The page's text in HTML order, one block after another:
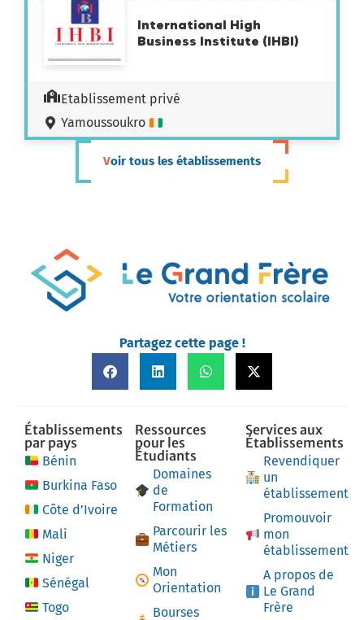
International High
Business Institute (IHBI)
Etablissement privé
Yamoussoukro
Voir tous les établissements
Partagez cette page !
Établissements
par pays
Bénin
Burkina Faso
Côte d’Ivoire
Mali
Niger
Sénégal
Togo
Ressources
pour les
Étudiants
Domaines
de
Formation
Parcourir les
Métiers
Mon
Orientation
Bourses
Services aux
Établissements
Revendiquer
un
établissement
Promouvoir
mon
établissement
A propos de
Le Grand
Frère